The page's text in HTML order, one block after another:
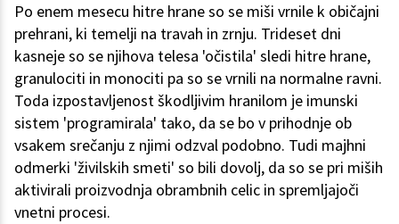
Po enem mesecu hitre hrane so se miši vrnile k običajni
prehrani, ki temelji na travah in zrnju. Trideset dni
kasneje so se njihova telesa 'očistila' sledi hitre hrane,
granulociti in monociti pa so se vrnili na normalne ravni.
Toda izpostavljenost škodljivim hranilom je imunski
sistem 'programirala' tako, da se bo v prihodnje ob
vsakem srečanju z njimi odzval podobno. Tudi majhni
odmerki 'živilskih smeti' so bili dovolj, da so se pri miših
aktivirali proizvodnja obrambnih celic in spremljajoči
vnetni procesi.